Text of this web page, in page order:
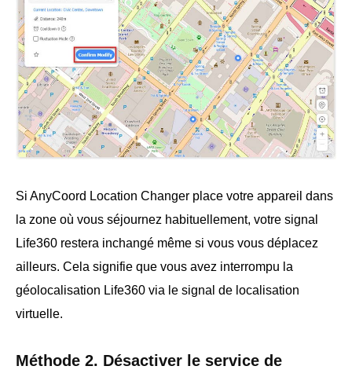
Si AnyCoord Location Changer place votre appareil dans
la zone où vous séjournez habituellement, votre signal
Life360 restera inchangé même si vous vous déplacez
ailleurs. Cela signifie que vous avez interrompu la
géolocalisation Life360 via le signal de localisation
virtuelle.
Méthode 2. Désactiver le service de